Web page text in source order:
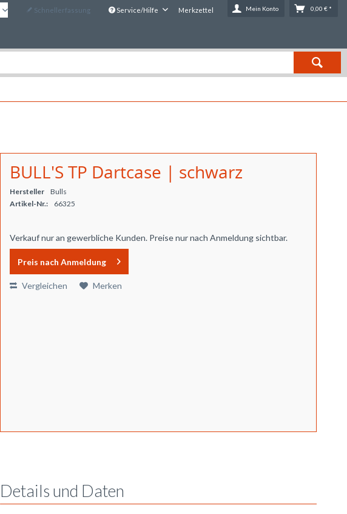
DE Schnellerfassung Service/Hilfe Merkzettel Mein Konto 0,00 € *
BULL'S TP Dartcase | schwarz
Hersteller
Bulls
Artikel-Nr.:
66325
Verkauf nur an gewerbliche Kunden. Preise nur nach Anmeldung sichtbar.
Preis nach Anmeldung
Vergleichen Merken
Details und Daten